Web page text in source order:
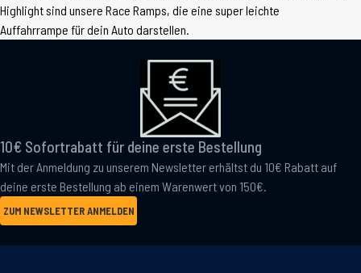
Highlight sind unsere Race Ramps, die eine super leichte
Auffahrrampe für dein Auto darstellen.
10€ Sofortrabatt für deine erste Bestellung
Mit der Anmeldung zu unserem Newsletter erhältst du 10€ Rabatt auf
deine erste Bestellung ab einem Warenwert von 150€.
ZUM NEWSLETTER ANMELDEN